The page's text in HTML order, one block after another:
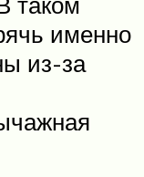
именно
из-за